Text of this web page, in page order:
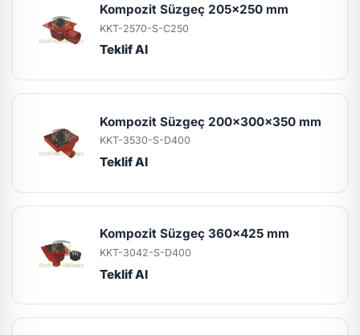
Kompozit Süzgeç 205x250 mm
KKT-2570-S-C250
Teklif Al
Kompozit Süzgeç 200x300x350 mm
KKT-3530-S-D400
Teklif Al
Kompozit Süzgeç 360x425 mm
KKT-3042-S-D400
Teklif Al